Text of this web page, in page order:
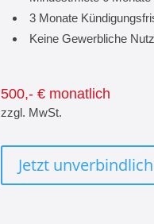
3 Monate
Keine Gewerbliche
500,- € monatlich
zzgl. MwSt.
Jetzt